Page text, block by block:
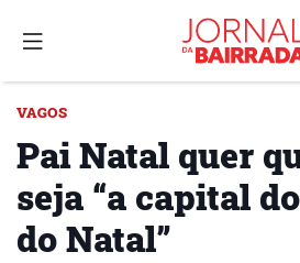
VAGOS
Pai Natal quer
seja “a capital
do Natal”